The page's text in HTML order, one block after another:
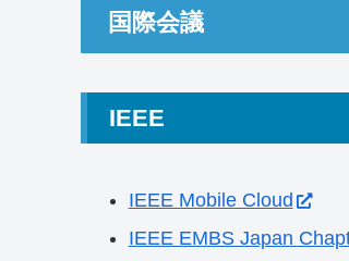
国際会議
IEEE
IEEE Mobile Cloud
IEEE EMBS Japan